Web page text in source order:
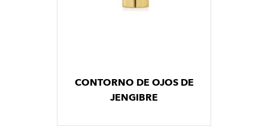
CONTORNO DE OJOS DE
JENGIBRE